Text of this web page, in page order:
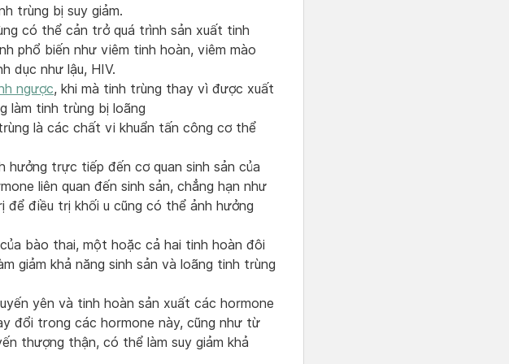
trùng bị suy giảm.
có thể cản trở quá trình sản xuất tinh
phổ biến như viêm tinh hoàn, viêm mào
dục như lậu, HIV.
ngược, khi mà tinh trùng thay vì được xuất
làm tinh trùng bị loãng
là các chất vi khuẩn tấn công cơ thể
trực tiếp đến cơ quan sinh sản của
liên quan đến sinh sản, chẳng hạn như
điều trị khối u cũng có thể ảnh hưởng
bào thai, một hoặc cả hai tinh hoàn đôi
giảm khả năng sinh sản và loãng tinh trùng
yên và tinh hoàn sản xuất các hormone
đổi trong các hormone này, cũng như từ
thượng thận, có thể làm suy giảm khả